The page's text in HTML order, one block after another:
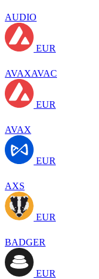
AUDIO
EUR
AVAXAVAC
EUR
AVAX
EUR
AXS
EUR
BADGER
EUR